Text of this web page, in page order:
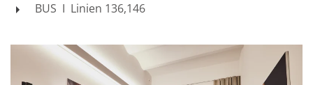
BUS I Linien 136,146